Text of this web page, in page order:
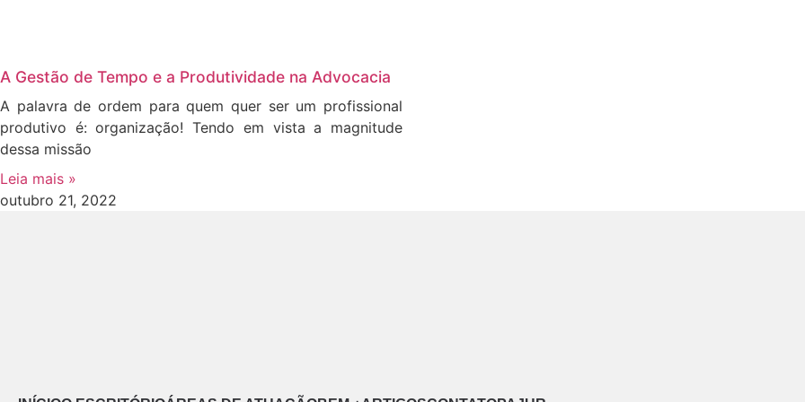
A Gestão de Tempo e a Produtividade na Advocacia
A palavra de ordem para quem quer ser um profissional
produtivo é: organização! Tendo em vista a magnitude
dessa missão
Leia mais »
outubro 21, 2022